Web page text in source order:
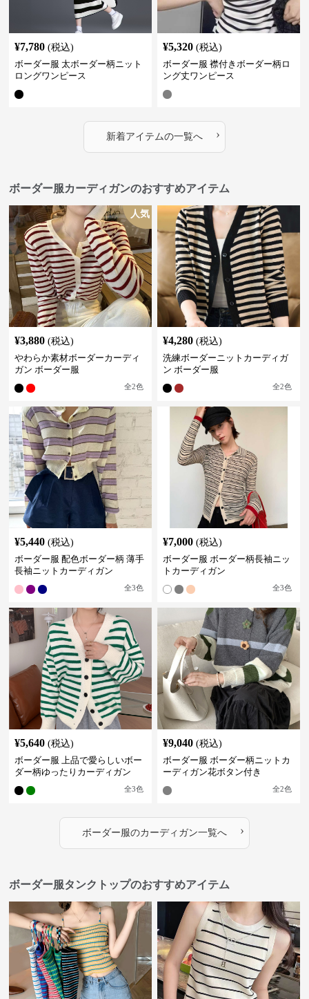
¥7,780 (税込)
ボーダー服 太ボーダー柄ニット
ロングワンピース
¥5,320 (税込)
ボーダー服 襟付きボーダー柄ロ
ング丈ワンピース
新着アイテムの一覧へ ›
ボーダー服カーディガンのおすすめアイテム
人気
¥3,880 (税込)
やわらか素材ボーダーカーディ
ガン ボーダー服
全2色
¥4,280 (税込)
洗練ボーダーニットカーディガ
ン ボーダー服
全2色
¥5,440 (税込)
ボーダー服 配色ボーダー柄 薄手
長袖ニットカーディガン
全3色
¥7,000 (税込)
ボーダー服 ボーダー柄長袖ニッ
トカーディガン
全3色
¥5,640 (税込)
ボーダー服 上品で愛らしいボー
ダー柄ゆったりカーディガン
全3色
¥9,040 (税込)
ボーダー服 ボーダー柄ニットカ
ーディガン花ボタン付き
全2色
ボーダー服のカーディガン一覧へ ›
ボーダー服タンクトップのおすすめアイテム